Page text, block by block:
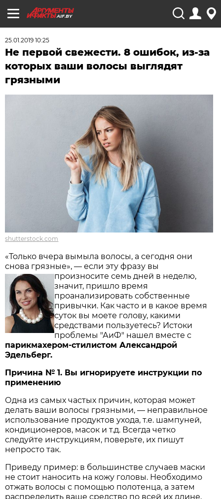
AIF.BY
25.01.2019 10:25
Не первой свежести. 8 ошибок, из-за
которых ваши волосы выглядят
грязными
shutterstock.com
«Только вчера вымыла волосы, а сегодня они
снова грязные», — если эту фразу вы
произносите семьдней в неделю,
значит, пришло время
проанализировать собственные
привычки. Как часто и в какое время
суток вы моете голову, какими
средствами пользуетесь? Истоки
проблемы "АиФ" нашел вместе с
парикмахером-стилистом Александрой
Эдельберг.
Причина № 1. Вы игнорируете инструкции по
применению
Одна из самых частых причин, которая может
делать ваши волосы грязными, — неправильное
использование продуктов ухода, т.е. шампуней,
кондиционеров, масок и т.д. Всегда четко
следуйте инструкциям, поверьте, их пишут
непросто так.
Приведу пример: в большинстве случаев маски
не стоит наносить на кожу головы. Необходимо
отжать волосы с помощью полотенца, а затем
распределить ваше средство по всей их длине.